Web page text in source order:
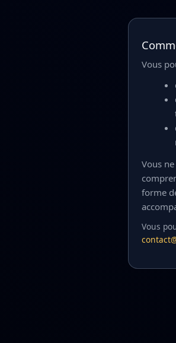
Vous
Vous
forme
Vous